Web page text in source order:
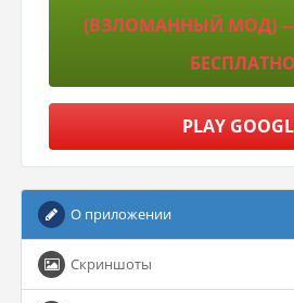
(ВЗЛОМАННЫЙ МОД) —
БЕСПЛАТНО
PLAY
О приложении
Скриншоты